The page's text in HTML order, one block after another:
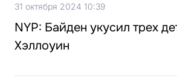
31 октября 2024 10:39
NYP: Байден укусил трех
Хэллоуин